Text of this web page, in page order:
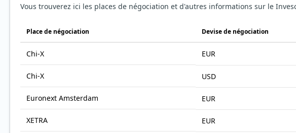
Vous trouverez ici les places de négociation et d'autres informations sur le
Place de négociation Devise de négociation
Chi-X EUR
Chi-X USD
Euronext Amsterdam EUR
XETRA EUR